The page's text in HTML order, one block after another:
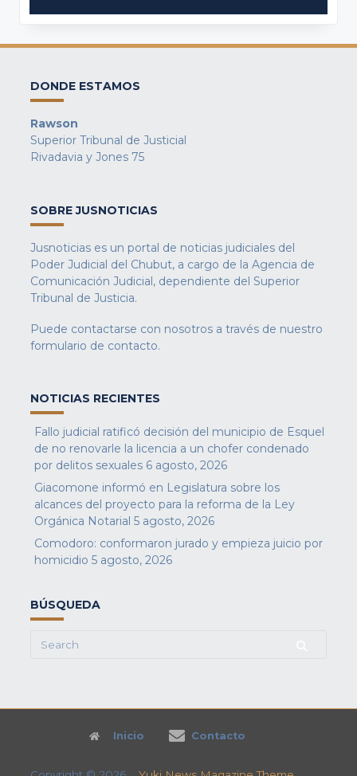
DONDE ESTAMOS
Rawson
Superior Tribunal de Justicial
Rivadavia y Jones 75
SOBRE JUSNOTICIAS
Jusnoticias es un portal de noticias judiciales del
Poder Judicial del Chubut, a cargo de la Agencia de
Comunicación Judicial, dependiente del Superior
Tribunal de Justicia.
Puede contactarse con nosotros a través de nuestro
formulario de contacto.
NOTICIAS RECIENTES
Fallo judicial ratificó decisión del municipio de Esquel
de no renovarle la licencia a un chofer condenado
por delitos sexuales 6 agosto, 2026
Giacomone informó en Legislatura sobre los
alcances del proyecto para la reforma de la Ley
Orgánica Notarial 5 agosto, 2026
Comodoro: conformaron jurado y empieza juicio por
homicidio 5 agosto, 2026
BÚSQUEDA
Search
Inicio Contacto